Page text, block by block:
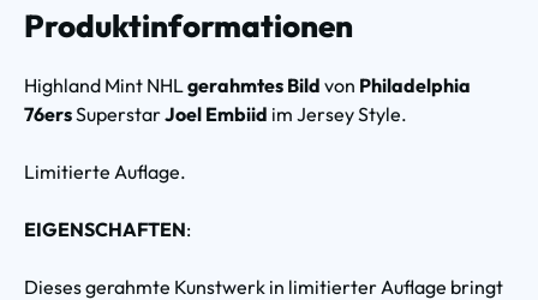
Produktinformationen
Highland Mint NHLgerahmtes Bild von Philadelphia
76ersSuperstarJoel Embiid im Jersey Style.
Limitierte Auflage.
EIGENSCHAFTEN:
Dieses gerahmte Kunstwerk in limitierter Auflage bringt